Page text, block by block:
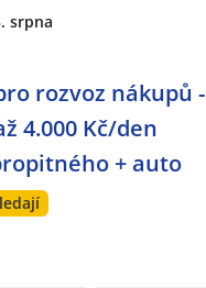
srpna
rozvoz nákupů -
4.000 Kč/den
+ auto